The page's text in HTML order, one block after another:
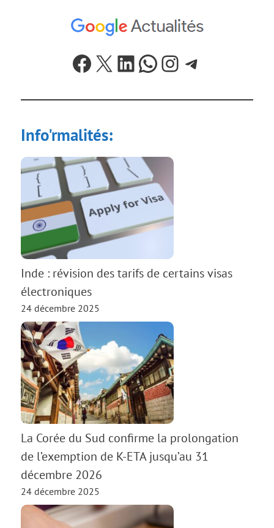
Facebook
X LinkedIn
WhatsApp
Instagram
Telegram
Info'rmalités:
Inde : révision des tarifs de certains visas
électroniques
24 décembre 2025
La Corée du Sud confirme la prolongation
de l’exemption de K-ETA jusqu’au 31
décembre 2026
24 décembre 2025